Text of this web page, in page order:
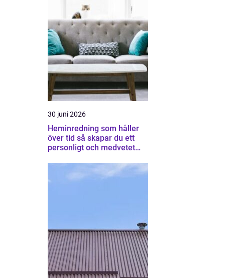
30 juni 2026
Heminredning som håller
över tid så skapar du ett
personligt och medvetet